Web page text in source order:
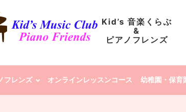
Kid’s 音楽くらぶ
&
ピアノフレンズ
フレンズ オンラインレッスンコース 幼稚園・保育